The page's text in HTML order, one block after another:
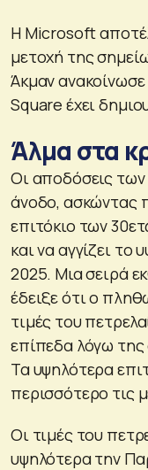
Η Microsoft
μετοχή της
Άκμαν
Square έχει
Άλμα στα
Οι αποδόσεις
άνοδο, ασκώντας
επιτόκιο των
και να αγγίζει
2025. Μια σειρά
έδειξε ότι ο
τιμές του
επίπεδα λόγω
Τα υψηλότερα
περισσότερο τις
Οι τιμές του
υψηλότερα την